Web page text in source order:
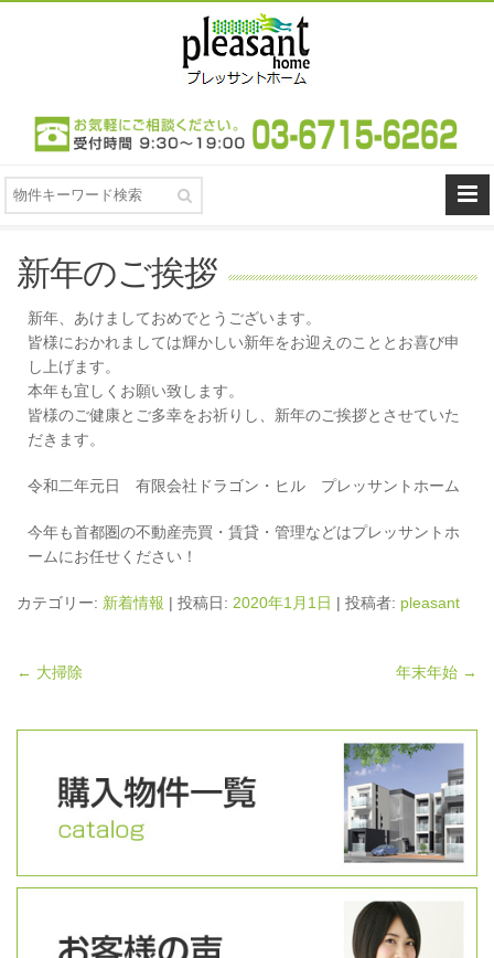
新年のご挨拶
新年、あけましておめでとうございます。
皆様におかれましては輝かしい新年をお迎えのこととお喜び申
し上げます。
本年も宜しくお願い致します。
皆様のご健康とご多幸をお祈りし、新年のご挨拶とさせていた
だきます。
令和二年元日 有限会社ドラゴン・ヒル プレッサントホーム
今年も首都圏の不動産売買・賃貸・管理などはプレッサントホ
ームにお任せください！
カテゴリー: 新着情報 | 投稿日: 2020年1月1日 | 投稿者: pleasant
← 大掃除 年末年始 →